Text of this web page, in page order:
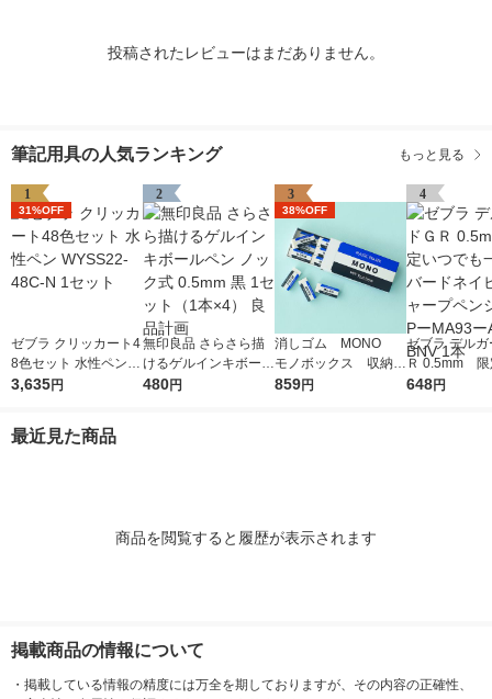
投稿されたレビューはまだありません。
筆記用具の人気ランキング もっと見る
1
31%OFF
ゼブラ クリッカート4
8色セット 水性ペン W
YSS22-48C-N 1セッ
3,635円
2
無印良品 さらさら描
けるゲルインキボール
ペン ノック式 0.5mm
480円
3
38%OFF
消しゴム MONO
モノボックス 収納B
OX付 JHA-061 1個
859円
4
ゼブラ デルガ
Ｒ 0.5mm 限
でも一緒 バ
648円
最近見た商品
商品を閲覧すると履歴が表示されます
掲載商品の情報について
・ 掲載している情報の精度には万全を期しておりますが、その内容の正確性、